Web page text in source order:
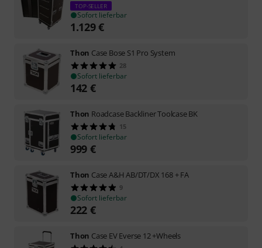
TOP-SELLER
Sofort lieferbar
1.129€
Thon Case Bose S1 Pro System
28
Sofort lieferbar
142 €
Thon Roadcase Backliner Toolcase BK
15
Sofort lieferbar
999 €
Thon Case A&H AB/DT/DX 168 + FA
9
Sofort lieferbar
222 €
Thon Case EV Everse 12 +Wheels